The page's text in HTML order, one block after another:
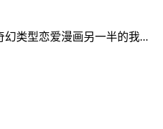
类型恋爱漫画另一半的我...